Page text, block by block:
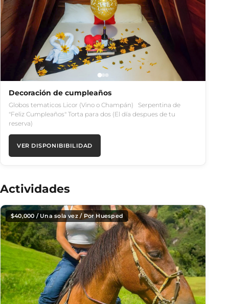
Decoración de cumpleaños
Globos tematicos Licor (Vino o Champán) Serpentina de
"Feliz Cumpleaños" Torta para dos (El día despues de tu
reserva)
VER DISPONIBIBILIDAD
Actividades
$40,000 / Una sola vez / Por Huesped